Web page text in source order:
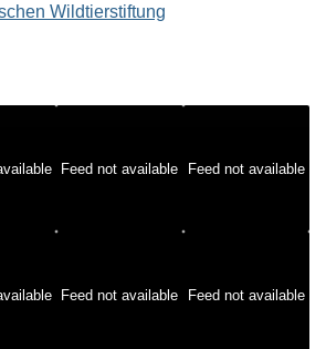
Wildtierstiftung
Feed not available Feed not available
Feed not available Feed not available